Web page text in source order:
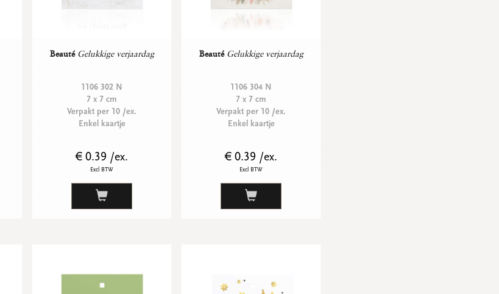
Beauté Gelukkige verjaardag
1106 302 N
7 x 7 cm
Verpakt per 10 /ex.
Enkel kaartje
€ 0.39 /ex.
Excl BTW
Beauté Gelukkige verjaardag
1106 304 N
7 x 7 cm
Verpakt per 10 /ex.
Enkel kaartje
€ 0.39 /ex.
Excl BTW